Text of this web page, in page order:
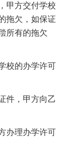
甲方交付学校
拖欠，如保证
所有的拖欠
校的办学许可
件，甲方向乙
办理办学许可